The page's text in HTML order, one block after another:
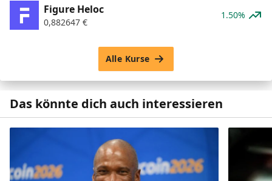
Figure Heloc
0,882647 €
1.50%
Alle Kurse
Das könnte dich auch interessieren